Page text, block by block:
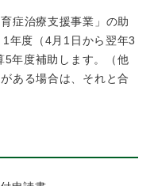
症治療支援事業」の助
年度（4月1日から翌年3
5年度補助します。（他
ある場合は、それと合